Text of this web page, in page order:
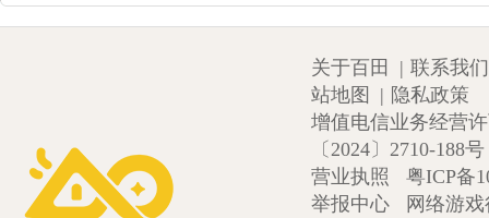
关于百田 | 联系我们
站地图
| 隐私政策
增值电信业务经营
〔2024〕2710-188号
营业执照
粤ICP备
举报中心
网络游